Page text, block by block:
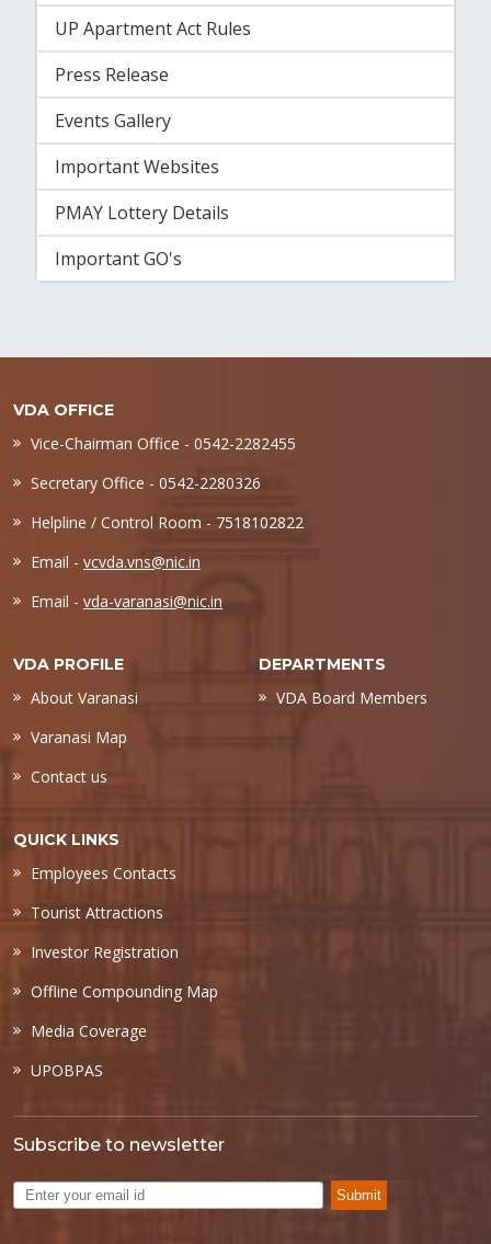
UP Apartment Act Rules
Press Release
Events Gallery
Important Websites
PMAY Lottery Details
Important GO's
VDA OFFICE
Vice-Chairman Office - 0542-2282455
Secretary Office - 0542-2280326
Helpline / Control Room - 7518102822
Email - vcvda.vns@nic.in
Email - vda-varanasi@nic.in
VDA PROFILE
About Varanasi
Varanasi Map
Contact us
DEPARTMENTS
VDA Board Members
QUICK LINKS
Employees Contacts
Tourist Attractions
Investor Registration
Offline Compounding Map
Media Coverage
UPOBPAS
Subscribe to newsletter
Submit